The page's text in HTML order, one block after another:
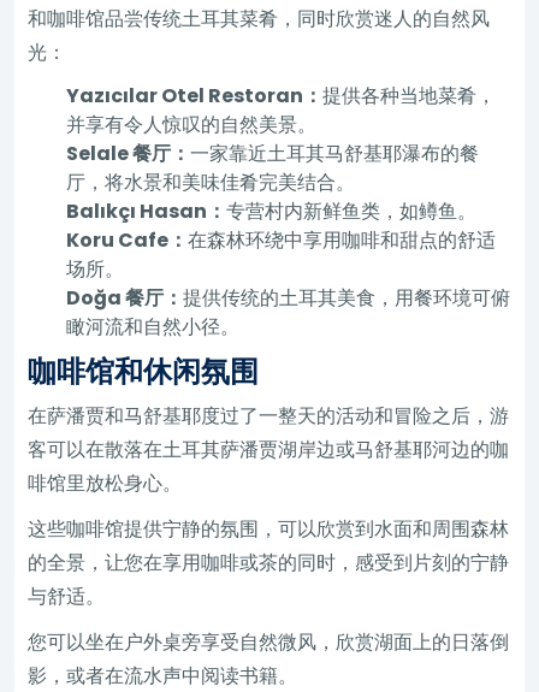
和咖啡馆品尝传统土耳其菜肴，同时欣赏迷人的自然风
光：
Yazıcılar Otel Restoran：提供各种当地菜肴，
并享有令人惊叹的自然美景。
Selale 餐厅：一家靠近土耳其马舒基耶瀑布的餐
厅，将水景和美味佳肴完美结合。
Balıkçı Hasan：专营村内新鲜鱼类，如鳟鱼。
Koru Cafe：在森林环绕中享用咖啡和甜点的舒适
场所。
Doğa 餐厅：提供传统的土耳其美食，用餐环境可俯
瞰河流和自然小径。
咖啡馆和休闲氛围
在萨潘贾和马舒基耶度过了一整天的活动和冒险之后，游
客可以在散落在土耳其萨潘贾湖岸边或马舒基耶河边的咖
啡馆里放松身心。
这些咖啡馆提供宁静的氛围，可以欣赏到水面和周围森林
的全景，让您在享用咖啡或茶的同时，感受到片刻的宁静
与舒适。
您可以坐在户外桌旁享受自然微风，欣赏湖面上的日落倒
影，或者在流水声中阅读书籍。